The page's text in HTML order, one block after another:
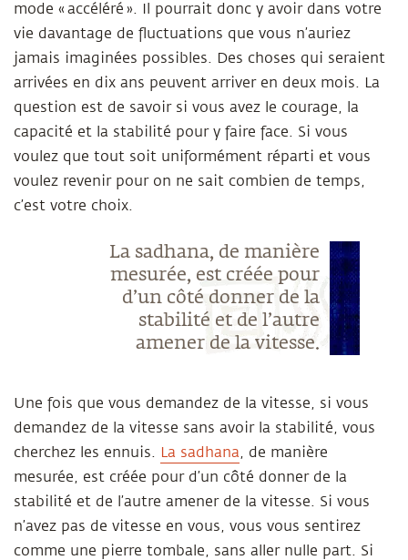
mode « accéléré ». Il pourrait donc y avoir dans votre
vie davantage de fluctuations que vous n’auriez
jamais imaginées possibles. Des choses qui seraient
arrivées en dix ans peuvent arriver en deux mois. La
question est de savoir si vous avez le courage, la
capacité et la stabilité pour y faire face. Si vous
voulez que tout soit uniformément réparti et vous
voulez revenir pour on ne sait combien de temps,
c’est votre choix.
La sadhana, de manière
mesurée, est créée pour
d’un côté donner de la
stabilité et de l’autre
amener de la vitesse.
Une fois que vous demandez de la vitesse, si vous
demandez de la vitesse sans avoir la stabilité, vous
cherchez les ennuis. La sadhana, de manière
mesurée, est créée pour d’un côté donner de la
stabilité et de l’autre amener de la vitesse. Si vous
n’avez pas de vitesse en vous, vous vous sentirez
comme une pierre tombale, sans aller nulle part. Si